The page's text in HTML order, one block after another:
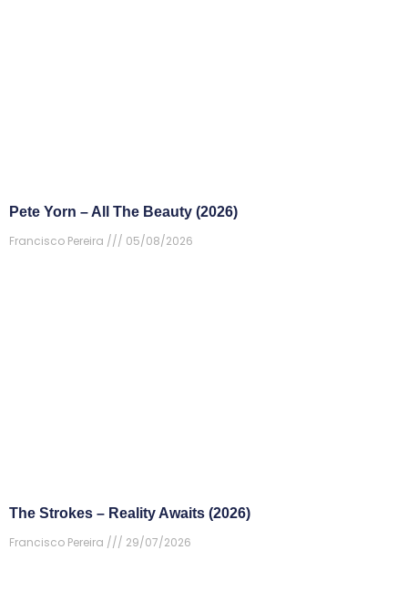
Pete Yorn – All The Beauty (2026)
Francisco Pereira
05/08/2026
The Strokes – Reality Awaits (2026)
Francisco Pereira
29/07/2026